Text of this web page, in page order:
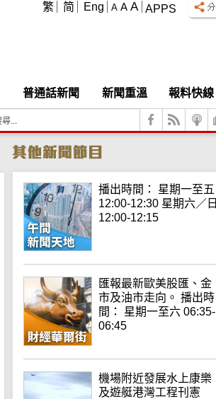
APPS
A A A
繁 简 Eng
普通話新聞 新聞重溫
報料快線
播出時間： 星期一至五
12:00-12:30 星期六／日
12:00-12:15
匯報最新歐美股匯、金
市及油市走向。 播出時
間： 星期一至六 06:35-
06:45
機場附近發展水上康樂
及遊艇港灣工程刊憲